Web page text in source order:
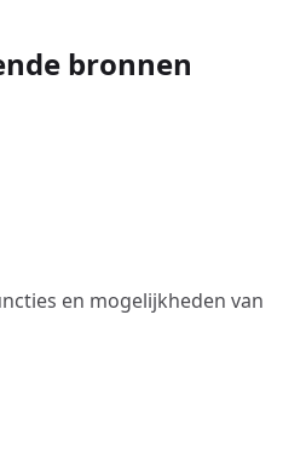
bronnen
en mogelijkheden van